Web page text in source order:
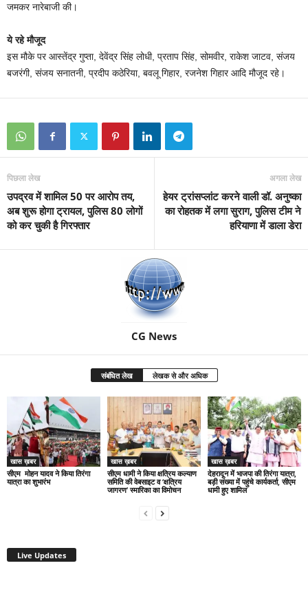
जमकर नारेबाजी की।
ये रहे मौजूद
इस मौके पर आस्तेंद्र गुप्ता, देवेंद्र सिंह लोधी, प्रताप सिंह, सोमवीर, राकेश जाटव, संजय
बजरंगी, संजय सनातनी, प्रदीप कठेरिया, बवलू गिहार, रजनेश गिहार आदि मौजूद रहे।
पिछला लेख
उपद्रव में शामिल 50 पर आरोप तय,
अब शुरू होगा ट्रायल, पुलिस 80 लोगों
को कर चुकी है गिरफ्तार
अगला लेख
हेयर ट्रांसप्लांट करने वाली डॉ. अनुष्का
का रोहतक में लगा सुराग, पुलिस टीम ने
हरियाणा में डाला डेरा
CG News
संबंधित लेख लेखक से और अधिक
खास ख़बर
सीएम मोहन यादव ने किया तिरंगा
यात्रा का शुभारंभ
खास ख़बर
सीएम धामी ने किया क्षत्रिय कल्याण
समिति की वेबसाइट व ‘क्षत्रिय
जागरण’ स्मारिका का विमोचन
खास ख़बर
देहरादून में भाजपा की तिरंगा यात्रा,
बड़ी संख्या में पहुंचे कार्यकर्ता, सीएम
धामी हुए शामिल
Live Updates